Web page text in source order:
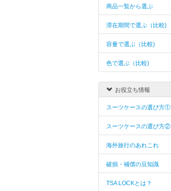
商品一覧から選ぶ
滞在期間で選ぶ（比較)
容量で選ぶ（比較)
色で選ぶ（比較)
お役立ち情報
スーツケースの選び方①
スーツケースの選び方②
海外旅行のあれこれ
破損・補償の豆知識
TSA LOCKとは？